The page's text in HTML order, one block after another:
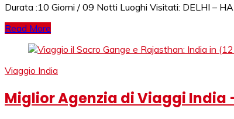
Durata :10 Giorni / 09 Notti Luoghi Visitati: DELHI –
Read More
Viaggio India
Miglior Agenzia di Viaggi India